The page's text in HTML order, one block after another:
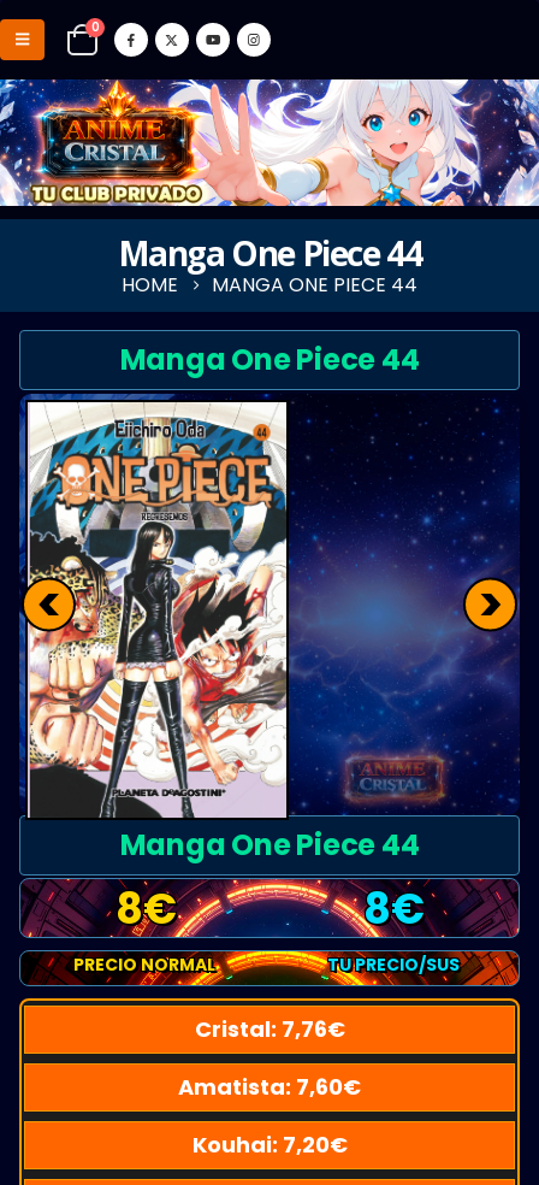
0
Manga One Piece 44
HOME MANGA ONE PIECE 44
Manga One Piece 44
< >
Manga One Piece 44
8€ 8€
PRECIO NORMAL TU PRECIO/SUS
Cristal: 7,76€
Amatista: 7,60€
Kouhai: 7,20€